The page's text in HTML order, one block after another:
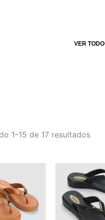
VER TODO
1–15 de 17 resultados